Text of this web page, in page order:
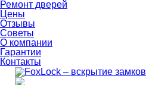
Ремонт дверей
Цены
Отзывы
Советы
О компании
Гарантии
Контакты